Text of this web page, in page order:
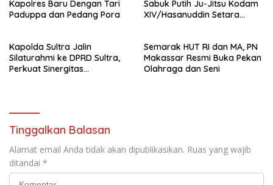
Kapolres Baru Dengan Tari
Paduppa dan Pedang Pora
Sabuk Putih Ju-Jitsu Kodam
XIV/Hasanuddin Setara
Kapolda Sultra Jalin
Silaturahmi ke DPRD Sultra,
Perkuat Sinergitas
Semarak HUT RI dan MA, PN
Makassar Resmi Buka Pekan
Olahraga dan Seni
Tinggalkan Balasan
Alamat email Anda tidak akan dipublikasikan. Ruas yang wajib
ditandai *